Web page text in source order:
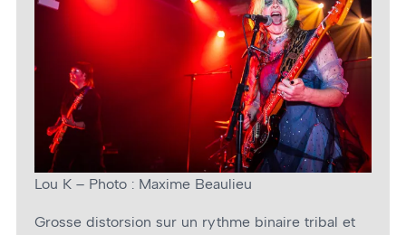
Lou K – Photo : Maxime Beaulieu
Grosse distorsion sur un rythme binaire tribal et